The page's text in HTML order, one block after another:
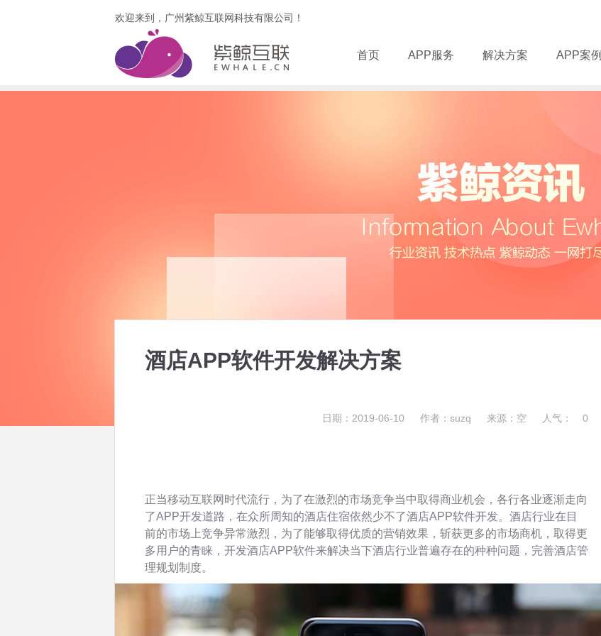
欢迎来到，广州紫鲸互联网科技有限公司！
首页 APP服务 解决方案 APP案例
酒店APP软件开发解决方案
日期：2019-06-10 作者：suzq 来源：空 人气： 0
正当移动互联网时代流行，为了在激烈的市场竞争当中取得商业机会，各行各业逐渐走向
了APP开发道路，在众所周知的酒店住宿依然少不了酒店APP软件开发。酒店行业在目
前的市场上竞争异常激烈，为了能够取得优质的营销效果，斩获更多的市场商机，取得更
多用户的青睐，开发酒店APP软件来解决当下酒店行业普遍存在的种种问题，完善酒店管
理规划制度。